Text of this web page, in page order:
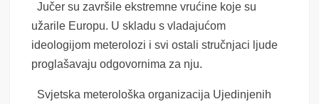
Jučer su završile ekstremne vrućine koje su
užarile Europu. U skladu s vladajućom
ideologijom meterolozi i svi ostali stručnjaci ljude
proglašavaju odgovornima za nju.
Svjetska meterološka organizacija Ujedinjenih